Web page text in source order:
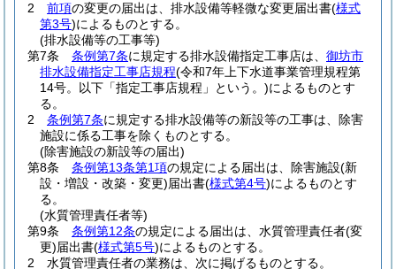
2
前項の変更の届出は、排水設備等軽微な変更届出書(様式
第3号)によるものとする。
(排水設備等の工事等)
第7条
条例第7条に規定する排水設備指定工事店は、 御坊市
排水設備指定工事店規程(令和7年上下水道事業管理規程第
14号。以下「指定工事店規程」という。)によるものとす
る。
2
条例第7条に規定する排水設備等の新設等の工事は、除害
施設に係る工事を除くものとする。
(除害施設の新設等の届出)
第8条
条例第13条第1項の規定による届出は、除害施設(新
設・増設・改築・変更)届出書(様式第4号)によるものとす
る。
(水質管理責任者等)
第9条
条例第12条の規定による届出は、水質管理責任者(変
更)届出書(様式第5号)によるものとする。
2
水質管理責任者の業務は、次に掲げるものとする。